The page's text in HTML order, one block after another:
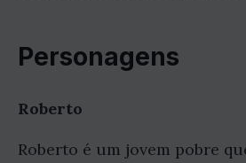
Personagens
Roberto
Roberto é um jovem pobre